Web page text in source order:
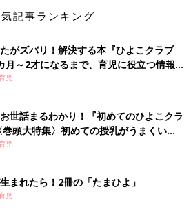
記事ランキング
がズバリ！解決する本『ひよこクラブ
～2才になるまで、育児に役立つ情報が
児
世話まるわかり！『初めてのひよこクラ
巻頭大特集〉初めての授乳がうまくい
・ミルクの基本と夏のトラブル 解決テ
児
まれたら！2冊の「たまひよ」
児